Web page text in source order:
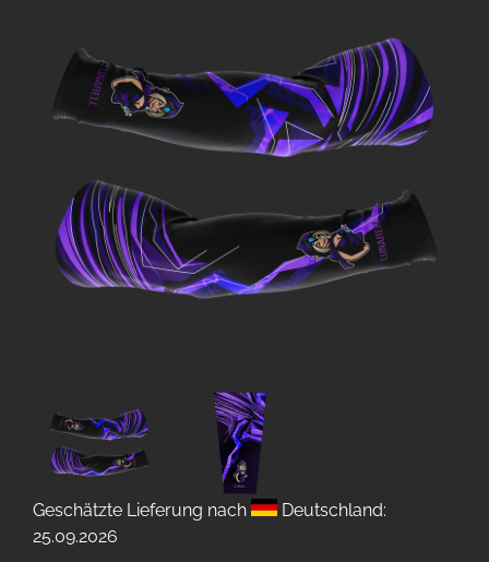
Geschätzte Lieferung nach
Deutschland:
25.09.2026